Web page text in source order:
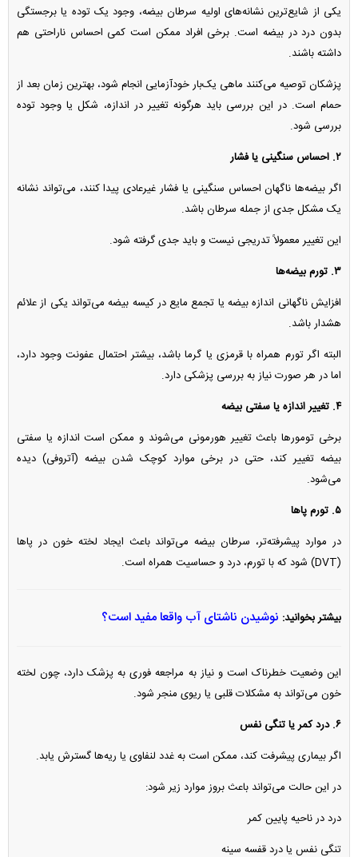
یکی از شایع‌ترین نشانه‌های اولیه سرطان بیضه، وجود یک توده یا برجستگی
بدون درد در بیضه است. برخی افراد ممکن است کمی احساس ناراحتی هم
داشته باشند.
پزشکان توصیه می‌کنند ماهی یک‌بار خودآزمایی انجام شود، بهترین زمان بعد از
حمام است. در این بررسی باید هرگونه تغییر در اندازه، شکل یا وجود توده
بررسی شود.
۲. احساس سنگینی یا فشار
اگر بیضه‌ها ناگهان احساس سنگینی یا فشار غیرعادی پیدا کنند، می‌تواند نشانه
یک مشکل جدی از جمله سرطان باشد.
این تغییر معمولاً تدریجی نیست و باید جدی گرفته شود.
۳. تورم بیضه‌ها
افزایش ناگهانی اندازه بیضه یا تجمع مایع در کیسه بیضه می‌تواند یکی از علائم
هشدار باشد.
البته اگر تورم همراه با قرمزی یا گرما باشد، بیشتر احتمال عفونت وجود دارد،
اما در هر صورت نیاز به بررسی پزشکی دارد.
۴. تغییر اندازه یا سفتی بیضه
برخی تومور‌ها باعث تغییر هورمونی می‌شوند و ممکن است اندازه یا سفتی
بیضه تغییر کند، حتی در برخی موارد کوچک شدن بیضه (آتروفی) دیده
می‌شود.
۵. تورم پا‌ها
در موارد پیشرفته‌تر، سرطان بیضه می‌تواند باعث ایجاد لخته خون در پا‌ها
(DVT) شود که با تورم، درد و حساسیت همراه است.
بیشتر بخوانید: نوشیدن ناشتای آب واقعا مفید است؟
این وضعیت خطرناک است و نیاز به مراجعه فوری به پزشک دارد، چون لخته
خون می‌تواند به مشکلات قلبی یا ریوی منجر شود.
۶. درد کمر یا تنگی نفس
اگر بیماری پیشرفت کند، ممکن است به غدد لنفاوی یا ریه‌ها گسترش یابد.
در این حالت می‌تواند باعث بروز موارد زیر شود:
درد در ناحیه پایین کمر
تنگی نفس یا درد قفسه سینه